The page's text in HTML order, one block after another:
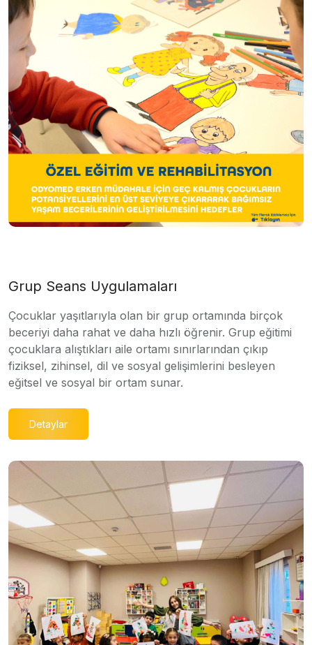
Grup Seans Uygulamaları
Çocuklar yaşıtlarıyla olan bir grup ortamında birçok
beceriyi daha rahat ve daha hızlı öğrenir. Grup eğitimi
çocuklara alıştıkları aile ortamı sınırlarından çıkıp
fiziksel, zihinsel, dil ve sosyal gelişimlerini besleyen
eğitsel ve sosyal bir ortam sunar.
Detaylar